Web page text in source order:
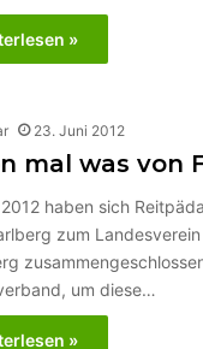
»
23. Juni 2012
mal was von
haben sich
zum
um diese…
»